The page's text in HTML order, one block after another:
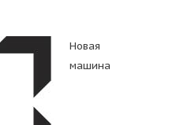
Новая
машина